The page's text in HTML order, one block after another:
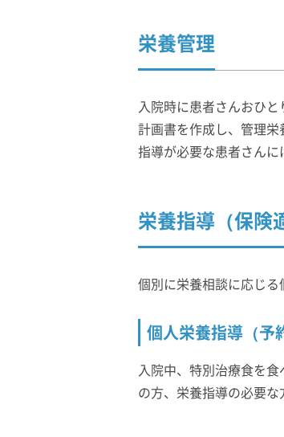
栄養管理
入院時に患者さんおひ
計画書を作成し、管理
指導が必要な患者さんに
栄養指導（保険
個別に栄養相談に応じる
個人栄養指導（予
入院中、特別治療食を
の方、栄養指導の必要な